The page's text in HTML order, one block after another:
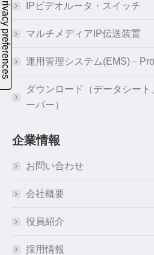
IPビデオルータ・スイッチ
マルチメディアIP伝送装置
運用管理システム(EMS)－
ダウンロード（データシー
ーパー）
企業情報
お問い合わせ
会社概要
役員紹介
採用情報